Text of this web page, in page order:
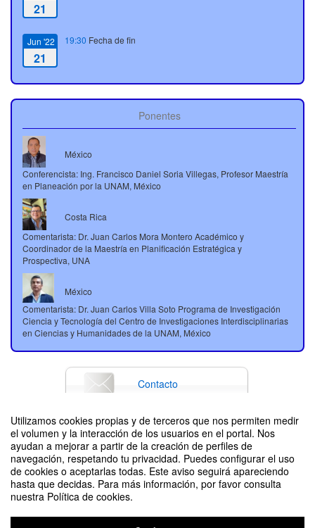
Utilizamos cookies propias y de terceros que nos permiten medir
el volumen y la interacción de los usuarios en el portal. Nos
ayudan a mejorar a partir de la creación de perfiles de
navegación, respetando tu privacidad. Puedes configurar el uso
de cookies o aceptarlas todas. Este aviso seguirá apareciendo
hasta que decidas. Para más información, por favor consulta
nuestra Política de cookies.
21
Jun '22
21
19:30 Fecha de fin
Ponentes
Conferencista: Ing. Francisco Daniel Soria Villegas, Profesor Maestría
en Planeación por la UNAM, México
México
Comentarista: Dr. Juan Carlos Mora Montero Académico y
Coordinador de la Maestría en Planificación Estratégica y
Prospectiva, UNA
Costa Rica
Comentarista: Dr. Juan Carlos Villa Soto Programa de Investigación
Ciencia y Tecnología del Centro de Investigaciones Interdisciplinarias
en Ciencias y Humanidades de la UNAM, México
México
Moderador: MPA. Luis Fernando Morales Abarca Escuela de
Planificación y Promoción Social, UNA
Contacto
Difunde tu evento poniendo el siguiente código en tu sitio